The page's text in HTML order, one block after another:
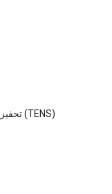
تحفيز العصب الكهربائي عبر الجلد (TENS)